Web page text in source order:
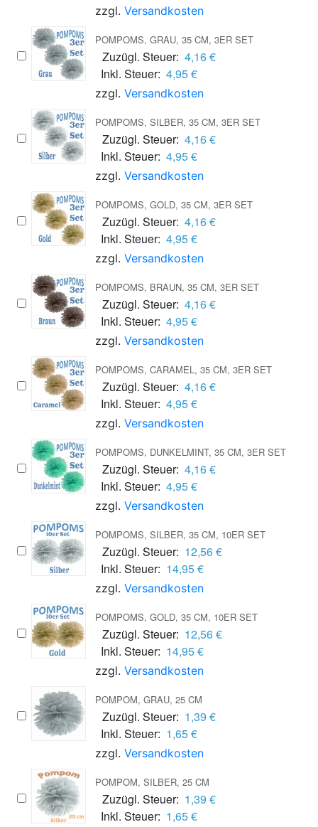
zzgl. Versandkosten
POMPOMS, GRAU, 35 CM, 3ER SET
Zuzügl. Steuer: 4,16 €
Inkl. Steuer: 4,95 €
zzgl. Versandkosten
POMPOMS, SILBER, 35 CM, 3ER SET
Zuzügl. Steuer: 4,16 €
Inkl. Steuer: 4,95 €
zzgl. Versandkosten
POMPOMS, GOLD, 35 CM, 3ER SET
Zuzügl. Steuer: 4,16 €
Inkl. Steuer: 4,95 €
zzgl. Versandkosten
POMPOMS, BRAUN, 35 CM, 3ER SET
Zuzügl. Steuer: 4,16 €
Inkl. Steuer: 4,95 €
zzgl. Versandkosten
POMPOMS, CARAMEL, 35 CM, 3ER SET
Zuzügl. Steuer: 4,16 €
Inkl. Steuer: 4,95 €
zzgl. Versandkosten
POMPOMS, DUNKELMINT, 35 CM, 3ER SET
Zuzügl. Steuer: 4,16 €
Inkl. Steuer: 4,95 €
zzgl. Versandkosten
POMPOMS, SILBER, 35 CM, 10ER SET
Zuzügl. Steuer: 12,56 €
Inkl. Steuer: 14,95 €
zzgl. Versandkosten
POMPOMS, GOLD, 35 CM, 10ER SET
Zuzügl. Steuer: 12,56 €
Inkl. Steuer: 14,95 €
zzgl. Versandkosten
POMPOM, GRAU, 25 CM
Zuzügl. Steuer: 1,39 €
Inkl. Steuer: 1,65 €
zzgl. Versandkosten
POMPOM, SILBER, 25 CM
Zuzügl. Steuer: 1,39 €
Inkl. Steuer: 1,65 €